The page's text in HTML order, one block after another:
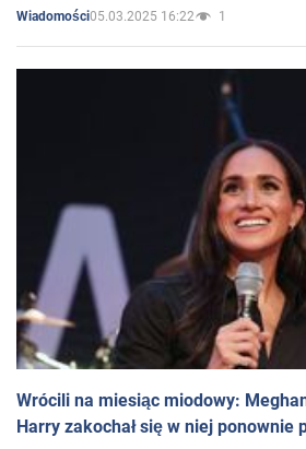
Wiadomości05.03.2025 16:22 1
Wrócili na miesiąc miodowy:
Harry zakochał się w niej ponownie